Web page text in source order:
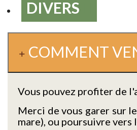
DIVERS
COMMENT
Vous pouvez profiter de
Merci de vous garer sur
mare), ou poursuivre vers